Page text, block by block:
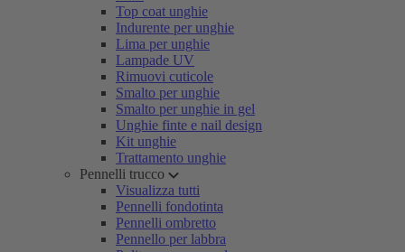
Top coat unghie
Indurente per unghie
Lima per unghie
Lampade UV
Rimuovi cuticole
Smalto per unghie
Smalto per unghie in gel
Unghie finte e nail design
Kit unghie
Trattamento unghie
Pennelli trucco
Visualizza tutti
Pennelli fondotinta
Pennelli ombretto
Pennello per labbra